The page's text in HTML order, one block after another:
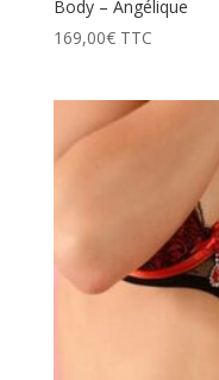
Body – Angélique
169,00€ TTC